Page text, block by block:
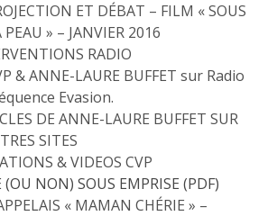
ET DÉBAT – FILM « SOUS
PEAU » – JANVIER 2016
RADIO
& ANNE-LAURE BUFFET sur Radio
Evasion.
DE ANNE-LAURE BUFFET SUR
SITES
& VIDEOS CVP
(OU NON) SOUS EMPRISE (PDF)
« MAMAN CHÉRIE » –